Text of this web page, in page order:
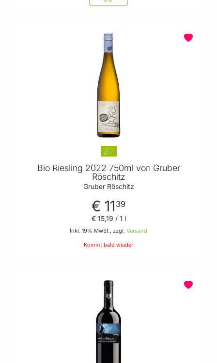
Bio Riesling 2022 750ml von Gruber
Röschitz
Gruber Röschitz
€ 11 39
Inkl. 19% MwSt., zzgl. Versand
€ 15,19 / 1 l
Kommt bald wieder